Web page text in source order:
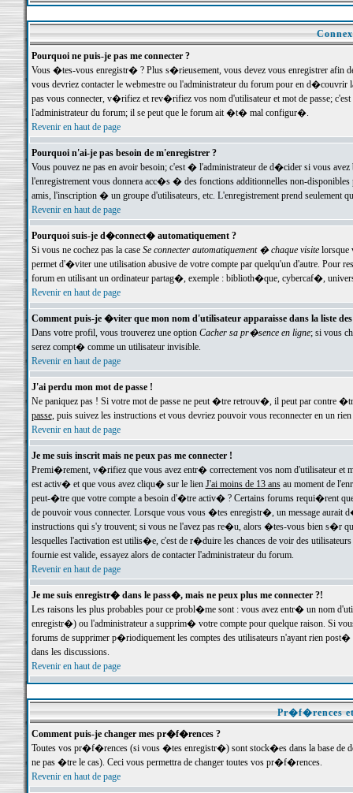
Pourquoi ne puis-je pas me connecter ?
Vous �tes-vous enregistr� ? Plus s�rieusement, vous devez vous enregistrer
vous devriez contacter le webmestre ou l'administrateur du forum pour en
pas vous connecter, v�rifiez et rev�rifiez vos nom d'utilisateur et mot de passe;
l'administrateur du forum; il se peut que le forum ait �t� mal configur�.
Revenir en haut de page
Pourquoi n'ai-je pas besoin de m'enregistrer ?
Vous pouvez ne pas en avoir besoin; c'est � l'administrateur de d�cider si vous
l'enregistrement vous donnera acc�s � des fonctions additionnelles non-
amis, l'inscription � un groupe d'utilisateurs, etc. L'enregistrement prend seulement
Revenir en haut de page
Pourquoi suis-je d�connect� automatiquement ?
Si vous ne cochez pas la case Se connecter automatiquement � chaque visitelorsque
permet d'�viter une utilisation abusive de votre compte par quelqu'un d'autre. Pour
forum en utilisant un ordinateur partag�, exemple : biblioth�que, cybercaf�,
Revenir en haut de page
Comment puis-je �viter que mon nom d'utilisateur apparaisse dans la liste
Dans votre profil, vous trouverez une option Cacher sa pr�sence en ligne; si vous
serez compt� comme un utilisateur invisible.
Revenir en haut de page
J'ai perdu mon mot de passe !
Ne paniquez pas ! Si votre mot de passe ne peut �tre retrouv�, il peut par contre
passe, puis suivez les instructions et vous devriez pouvoir vous reconnecter en un rien
Revenir en haut de page
Je me suis inscrit mais ne peux pas me connecter !
Premi�rement, v�rifiez que vous avez entr� correctement vos nom d'utilisateur
est activ� et que vous avez cliqu� sur le lien J'ai moins de 13 ansau moment de
peut-�tre que votre compte a besoin d'�tre activ� ? Certains forums requi�rent
de pouvoir vous connecter. Lorsque vous vous �tes enregistr�, un message aurait
instructions qui s'y trouvent; si vous ne l'avez pas re�u, alors �tes-vous bien s�r
lesquelles l'activation est utilis�e, c'est de r�duire les chances de voir des
fournie est valide, essayez alors de contacter l'administrateur du forum.
Revenir en haut de page
Je me suis enregistr� dans le pass�, mais ne peux plus me connecter ?!
Les raisons les plus probables pour ce probl�me sont : vous avez entr� un nom
enregistr�) ou l'administrateur a supprim� votre compte pour quelque raison. Si
forums de supprimer p�riodiquement les comptes des utilisateurs n'ayant rien
dans les discussions.
Revenir en haut de page
Pr�f�rences
Comment puis-je changer mes pr�f�rences ?
Toutes vos pr�f�rences (si vous �tes enregistr�) sont stock�es dans la base de
ne pas �tre le cas). Ceci vous permettra de changer toutes vos pr�f�rences.
Revenir en haut de page